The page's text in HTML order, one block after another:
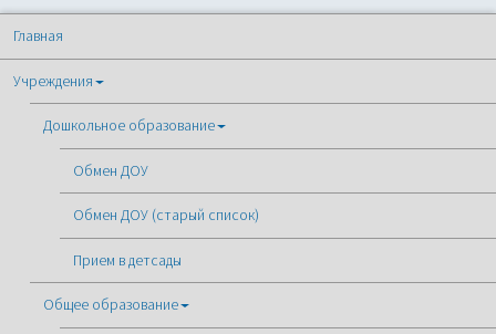
Главная
Учреждения
Дошкольное образование
Обмен ДОУ
Обмен ДОУ (старый список)
Прием в детсады
Общее образование